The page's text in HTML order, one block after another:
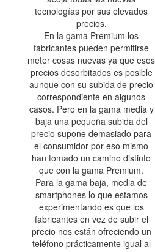
tecnologías por sus elevados
precios.
En la gama Premium los
fabricantes pueden permitirse
meter cosas nuevas ya que esos
precios desorbitados es posible
aunque con su subida de precio
correspondiente en algunos
casos. Pero en la gama media y
baja una pequeña subida del
precio supone demasiado para
el consumidor por eso mismo
han tomado un camino distinto
que con la gama Premium.
Para la gama baja, media de
smartphones lo que estamos
experimentando es que los
fabricantes en vez de subir el
precio nos están ofreciendo un
teléfono prácticamente igual al